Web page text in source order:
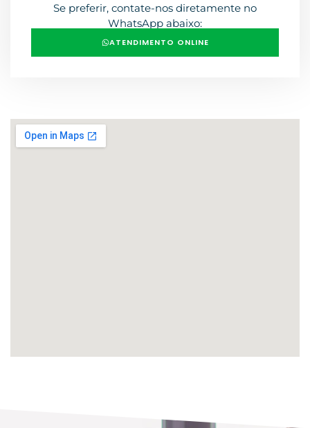
Se preferir, contate-nos diretamente no
WhatsApp abaixo:
ATENDIMENTO ONLINE